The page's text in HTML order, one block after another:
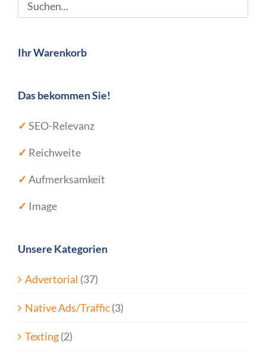
Ihr Warenkorb
Das bekommen Sie!
✓ SEO-Relevanz
✓ Reichweite
✓ Aufmerksamkeit
✓ Image
Unsere Kategorien
Advertorial (37)
Native Ads/Traffic(3)
Texting(2)